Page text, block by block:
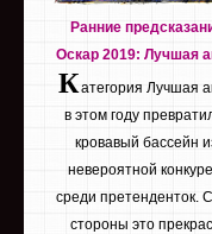
Ранние
Оскар 2019: Лучшая
Категория Лучшая
в этом году
кровавый бассейн
невероятной
среди претенденток.
стороны это